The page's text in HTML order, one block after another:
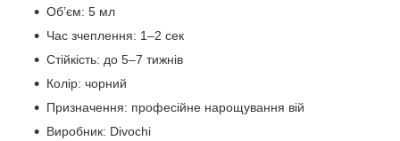
Об’єм: 5 мл
Час зчеплення: 1–2 сек
Стійкість: до 5–7 тижнів
Колір: чорний
Призначення: професійне нарощування вій
Виробник: Divochi